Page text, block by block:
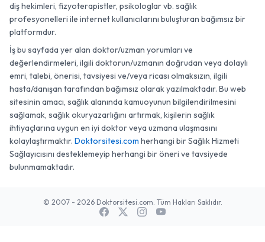
diş hekimleri, fizyoterapistler, psikologlar vb. sağlık
profesyonelleri ile internet kullanıcılarını buluşturan bağımsız bir
platformdur.
İş bu sayfada yer alan doktor/uzman yorumları ve
değerlendirmeleri, ilgili doktorun/uzmanın doğrudan veya dolaylı
emri, talebi, önerisi, tavsiyesi ve/veya ricası olmaksızın, ilgili
hasta/danışan tarafından bağımsız olarak yazılmaktadır. Bu web
sitesinin amacı, sağlık alanında kamuoyunun bilgilendirilmesini
sağlamak, sağlık okuryazarlığını artırmak, kişilerin sağlık
ihtiyaçlarına uygun en iyi doktor veya uzmana ulaşmasını
kolaylaştırmaktır. Doktorsitesi.com herhangi bir Sağlık Hizmeti
Sağlayıcısını desteklemeyip herhangi bir öneri ve tavsiyede
bulunmamaktadır.
© 2007 - 2026 Doktorsitesi.com. Tüm Hakları Saklıdır.